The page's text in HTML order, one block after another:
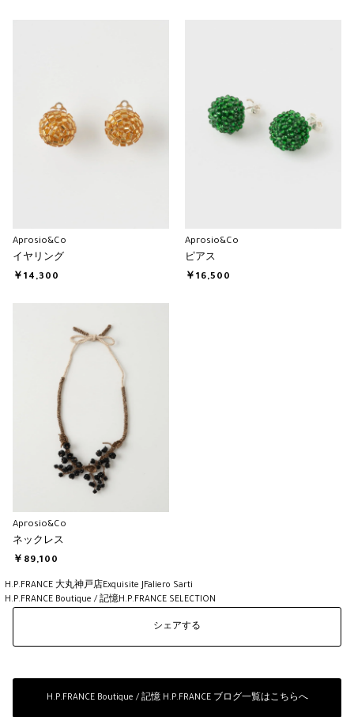
Aprosio&Co
イヤリング
￥14,300
Aprosio&Co
ピアス
￥16,500
Aprosio&Co
ネックレス
￥89,100
H.P.FRANCE 大丸神戸店Exquisite J Faliero Sarti
H.P.FRANCE Boutique / 記憶H.P.FRANCE SELECTION
シェアする
H.P.FRANCE Boutique / 記憶 H.P.FRANCE ブログ一覧はこちらへ